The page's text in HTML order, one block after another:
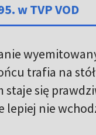
w TVP VOD
trafia na
staje się
lepiej nie